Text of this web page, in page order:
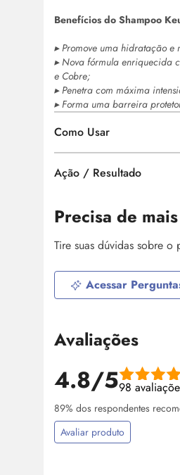
Benefícios do Shampoo
▸ Promove uma hidratação
▸ Nova fórmula enriquecida
e Cobre;
▸ Penetra com máxima
▸ Forma uma barreira
Como Usar
Ação / Resultado
Precisa de
Tire suas dúvidas sobre o
Acessar
Avaliações
4.8/598
89% dos respondentes
Avaliar produto